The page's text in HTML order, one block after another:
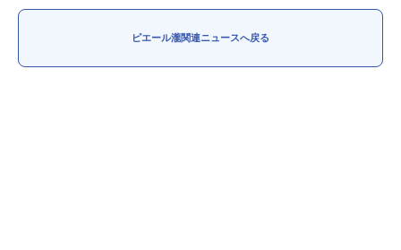
FOLLOW US
ピエール瀧関連ニュースへ戻る